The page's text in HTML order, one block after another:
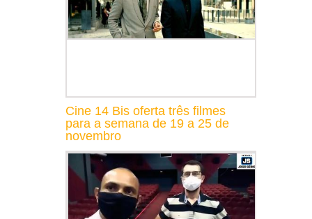
Cine 14 Bis oferta três filmes
para a semana de 19 a 25 de
novembro